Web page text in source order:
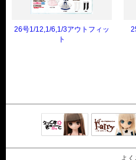
26号1/12,1/6,1/3アウトフィッ
ト
よ